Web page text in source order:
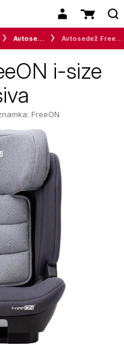
Avtosedeži Avtosedež FreeON i-size 100-150 cm, siva
i-size
FreeON